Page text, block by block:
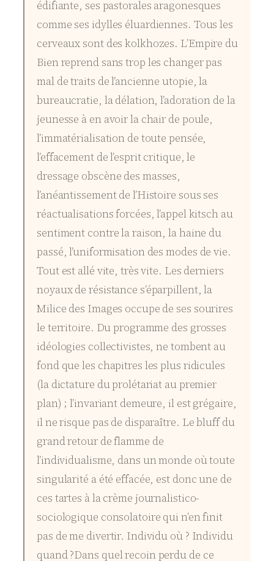
édifiante, ses pastorales aragonesques
comme ses idylles éluardiennes. Tous les
cerveaux sont des kolkhozes. L’Empire du
Bien reprend sans trop les changer pas
mal de traits de l’ancienne utopie, la
bureaucratie, la délation, l’adoration de la
jeunesse à en avoir la chair de poule,
l’immatérialisation de toute pensée,
l’effacement de l’esprit critique, le
dressage obscène des masses,
l’anéantissement de l’Histoire sous ses
réactualisations forcées, l’appel kitsch au
sentiment contre la raison, la haine du
passé, l’uniformisation des modes de vie.
Tout est allé vite, très vite. Les derniers
noyaux de résistance s’éparpillent, la
Milice des Images occupe de ses sourires
le territoire. Du programme des grosses
idéologies collectivistes, ne tombent au
fond que les chapitres les plus ridicules
(la dictature du prolétariat au premier
plan) ; l’invariant demeure, il est grégaire,
il ne risque pas de disparaître. Le bluff du
grand retour de flamme de
l’individualisme, dans un monde où toute
singularité a été effacée, est donc une de
ces tartes à la crème journalistico-
sociologique consolatoire qui n’en finit
pas de me divertir. Individu où ? Individu
quand ?Dans quel recoin perdu de ce